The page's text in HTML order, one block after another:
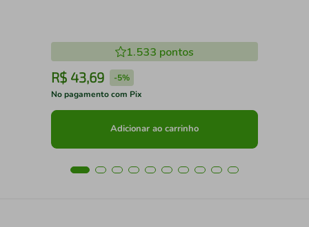
1.533 pontos
R$ 43,69 -5%
No pagamento com Pix
Adicionar ao carrinho